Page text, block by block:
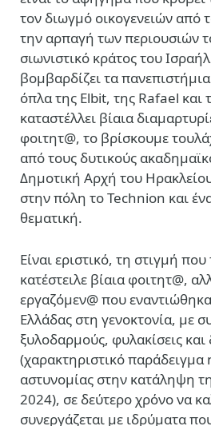
τον διωγμό οικογενειών από
την αρπαγή των περιουσιών
σιωνιστικό κράτος του
βομβαρδίζει τα
όπλα της Elbit, της Rafael και
καταστέλλει βίαια
φοιτητ@, το βρίσκουμε
από τους δυτικούς
Δημοτική Αρχή του
στην πόλη το Technion και
θεματική.
Είναι εριστικό, τη στιγμή
κατέστειλε βίαια φοιτητ@,
εργαζόμεν@ που
Ελλάδας στη γενοκτονία, με
ξυλοδαρμούς, φυλακίσεις και
(χαρακτηριστικό παράδειγμα
αστυνομίας στην κατάληψη
2024), σε δεύτερο χρόνο να
συνεργάζεται με ιδρύματα